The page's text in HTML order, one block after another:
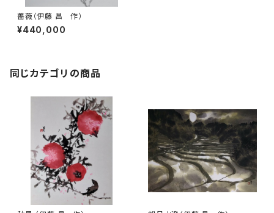
薔薇（伊藤 昌 作）
¥440,000
同じカテゴリの商品